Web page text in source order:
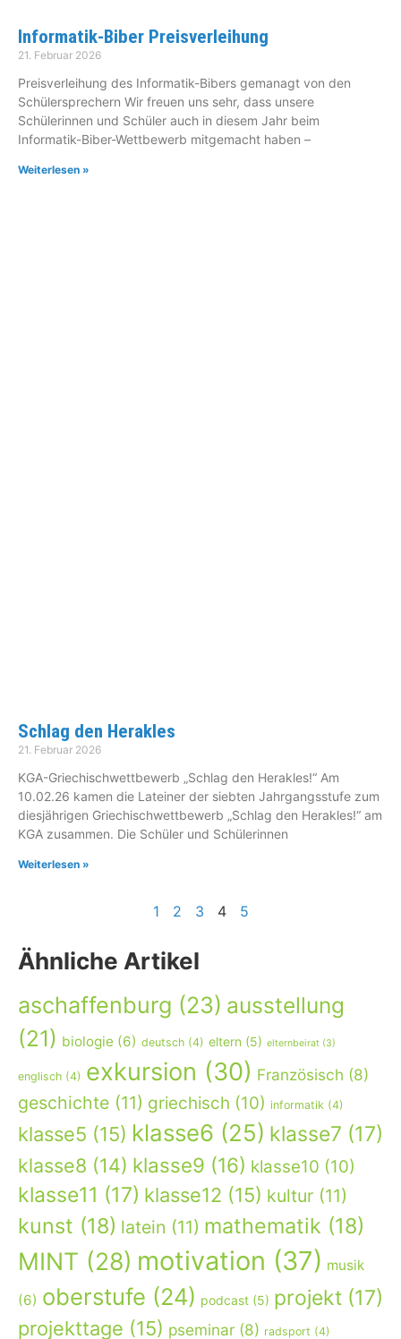
Informatik-Biber Preisverleihung
21. Februar 2026
Preisverleihung des Informatik-Bibers gemanagt von den
Schülersprechern Wir freuen uns sehr, dass unsere
Schülerinnen und Schüler auch in diesem Jahr beim
Informatik-Biber-Wettbewerb mitgemacht haben –
Weiterlesen »
Schlag den Herakles
21. Februar 2026
KGA-Griechischwettbewerb „Schlag den Herakles!“ Am
10.02.26 kamen die Lateiner der siebten Jahrgangsstufe zum
diesjährigen Griechischwettbewerb „Schlag den Herakles!“ am
KGA zusammen. Die Schüler und Schülerinnen
Weiterlesen »
1 2 3 4 5
Ähnliche Artikel
aschaffenburg (23) ausstellung
(21) biologie (6) deutsch (4) eltern (5) elternbeirat (3)
englisch (4) exkursion (30) Französisch (8)
geschichte (11) griechisch (10) informatik (4)
klasse5 (15) klasse6 (25) klasse7 (17)
klasse8 (14) klasse9 (16) klasse10 (10)
klasse11 (17) klasse12 (15) kultur (11)
kunst (18) latein (11) mathematik (18)
MINT (28) motivation (37) musik
(6) oberstufe (24) podcast (5) projekt (17)
projekttage (15) pseminar (8) radsport (4)